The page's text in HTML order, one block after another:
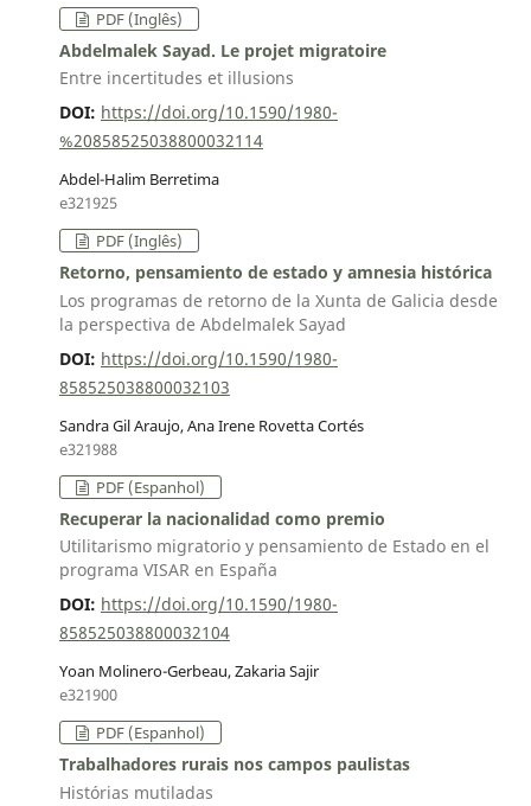
PDF (Inglês)
Abdelmalek Sayad. Le projet migratoire
Entre incertitudes et illusions
DOI: https://doi.org/10.1590/1980-
%20858525038800032114
Abdel-Halim Berretima
e321925
PDF (Inglês)
Retorno, pensamiento de estado y amnesia histórica
Los programas de retorno de la Xunta de Galicia desde
la perspectiva de Abdelmalek Sayad
DOI: https://doi.org/10.1590/1980-
858525038800032103
Sandra Gil Araujo, Ana Irene Rovetta Cortés
e321988
PDF (Espanhol)
Recuperar la nacionalidad como premio
Utilitarismo migratorio y pensamiento de Estado en el
programa VISAR en España
DOI: https://doi.org/10.1590/1980-
858525038800032104
Yoan Molinero-Gerbeau, Zakaria Sajir
e321900
PDF (Espanhol)
Trabalhadores rurais nos campos paulistas
Histórias mutiladas